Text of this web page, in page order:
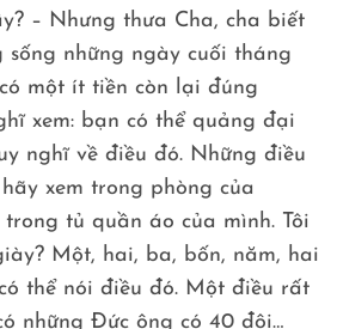
– Nhưng thưa Cha, cha biết
sống những ngày cuối tháng
một ít tiền còn lại đúng
xem: bạn có thể quảng đại
nghĩ về điều đó. Những điều
xem trong phòng của
tủ quần áo của mình. Tôi
Một, hai, ba, bốn, năm, hai
thể nói điều đó. Một điều rất
những Đức ông có 40 đôi…